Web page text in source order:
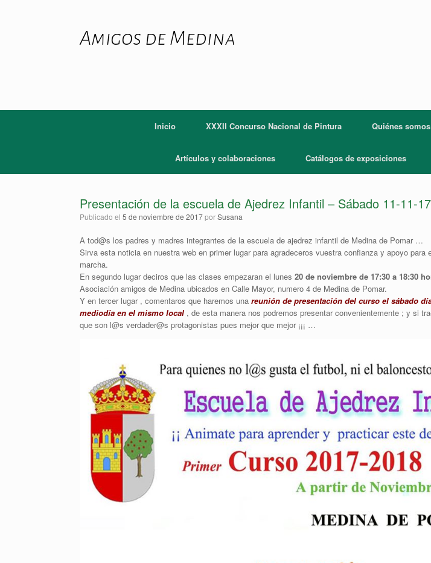
Amigos de Medina
Inicio XXXII Concurso Nacional de Pintura Quiénes somos
Artículos y colaboraciones Catálogos de exposiciones
Presentación de la escuela de Ajedrez Infantil – Sábado 11-11-17
Publicado el 5 de noviembre de 2017porSusana
A tod@s los padres y madres integrantes de la escuela de ajedrez infantil de Medina de Pomar …
Sirva esta noticia en nuestra web en primer lugar para agradeceros vuestra confianza y apoyo para
marcha.
En segundo lugar deciros que las clases empezaran el lunes 20 de noviembre de 17:30 a 18:30
Asociación amigos de Medina ubicados en Calle Mayor, numero 4 de Medina de Pomar.
Y en tercer lugar , comentaros que haremos una reunión de presentación del curso el sábado
mediodía en el mismo local , de esta manera nos podremos presentar convenientemente ; y si
que son l@s verdader@s protagonistas pues mejor que mejor ¡¡¡ …